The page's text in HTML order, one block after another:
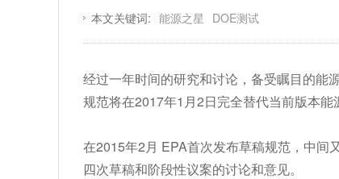
本文关键词: 能源之星 DOE测试
经过一年时间的研究和讨论，备受瞩目的能
规范将在2017年1月2日完全替代当前版本能
在2015年2月 EPA首次发布草稿规范，中间
四次草稿和阶段性议案的讨论和意见。